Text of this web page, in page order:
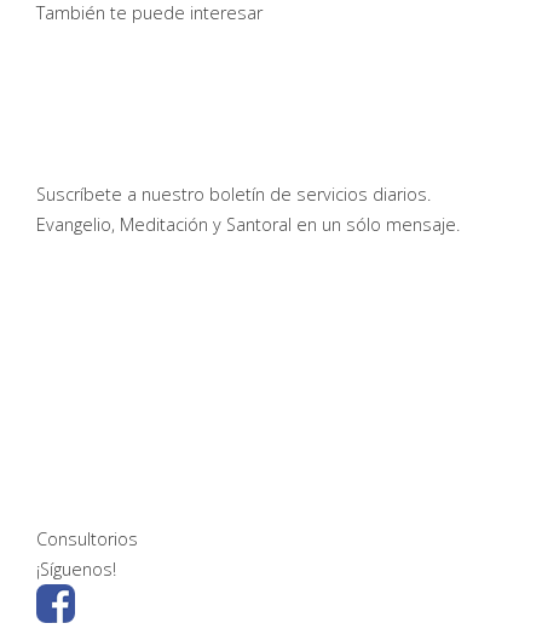
También te puede interesar
Suscríbete a nuestro boletín de servicios diarios.
Evangelio, Meditación y Santoral en un sólo mensaje.
Consultorios
¡Síguenos!